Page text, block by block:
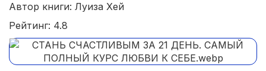
Автор книги: Луиза Хей
Рейтинг: 4.8